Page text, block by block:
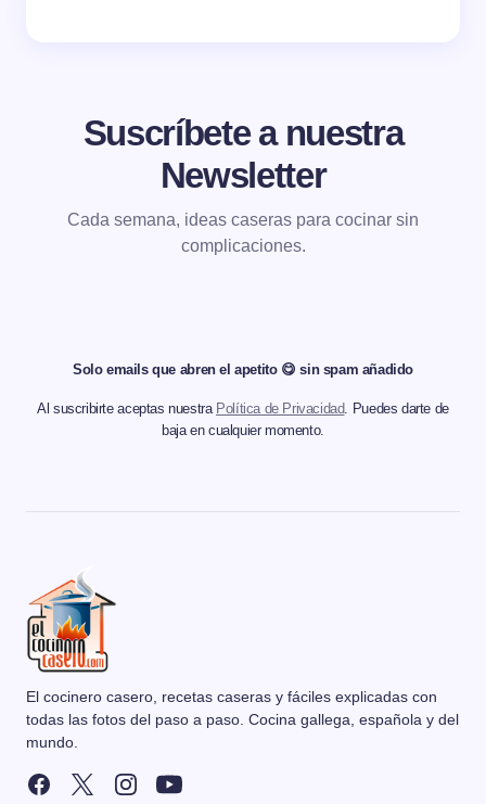
Suscríbete a nuestra
Newsletter
Cada semana, ideas caseras para cocinar sin
complicaciones.
Solo emails que abren el apetito 😋 sin spam añadido
Al suscribirte aceptas nuestra Política de Privacidad. Puedes darte de
baja en cualquier momento.
El cocinero casero, recetas caseras y fáciles explicadas con
todas las fotos del paso a paso. Cocina gallega, española y del
mundo.